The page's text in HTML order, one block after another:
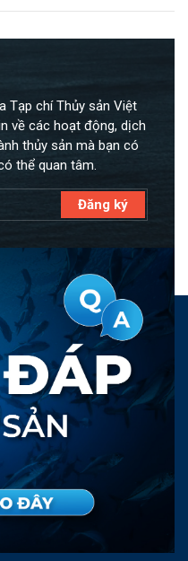
giá trị kinh tế cao cùng
Tạp chí Thủy sản Việt
về các hoạt động, dịch
thủy sản mà bạn có
thể quan tâm.